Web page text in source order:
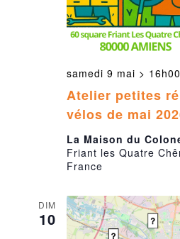
Atelier petites
vélos de mai
samedi 9 mai > 16h00
La Maison du
Friant les Quatre
France
DIM
10